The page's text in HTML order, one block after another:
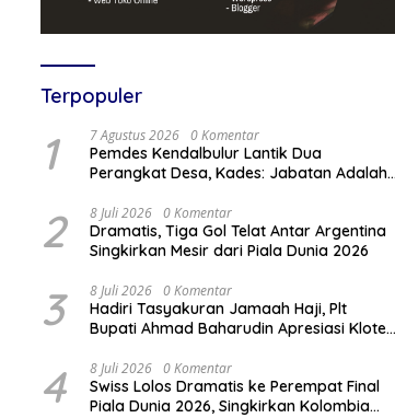
Terpopuler
1 7 Agustus 2026 0 Komentar
Pemdes Kendalbulur Lantik Dua
Perangkat Desa, Kades: Jabatan Adalah
2 8 Juli 2026 0 Komentar
Dramatis, Tiga Gol Telat Antar Argentina
Singkirkan Mesir dari Piala Dunia 2026
3 8 Juli 2026 0 Komentar
Hadiri Tasyakuran Jamaah Haji, Plt
Bupati Ahmad Baharudin Apresiasi Kloter
4 8 Juli 2026 0 Komentar
Swiss Lolos Dramatis ke Perempat Final
Piala Dunia 2026, Singkirkan Kolombia